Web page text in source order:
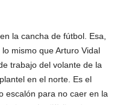
la cancha de fútbol. Esa,
mismo que Arturo Vidal
trabajo del volante de la
en el norte. Es el
escalón para no caer en la